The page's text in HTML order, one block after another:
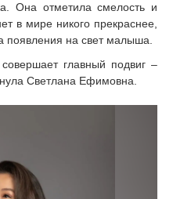
Она отметила смелость и
в мире никого прекраснее,
на свет малыша.
главный подвиг –
Светлана Ефимовна.